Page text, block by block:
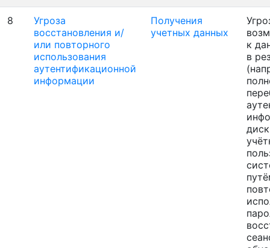
8
Угроза
восстановления и/
или повторного
использования
аутентификационной
информации
Получения
учетных данных
к
в